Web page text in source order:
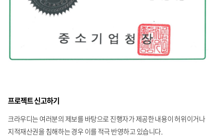
프로젝트 신고하기
크라우디는 여러분의 제보를 바탕으로 진행자가 제공한 내용이 허위이거나
지적재산권을 침해하는 경우 이를 적극 반영하고 있습니다.